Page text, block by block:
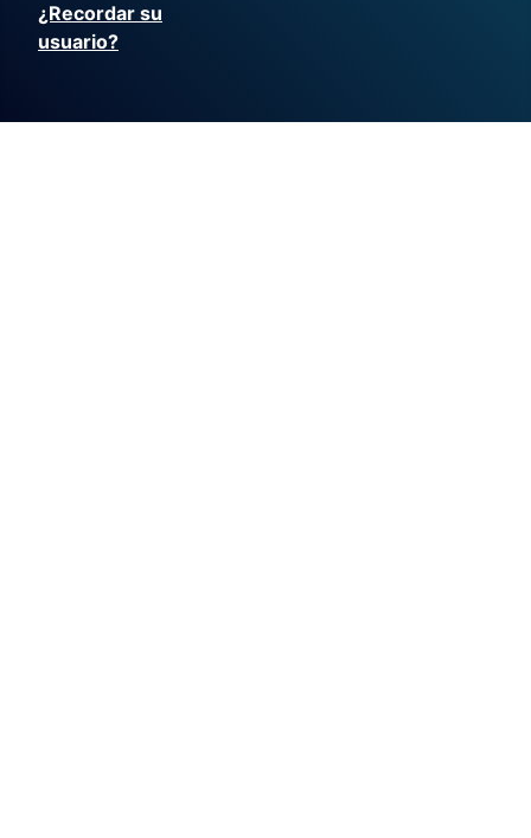
¿Recordar su
usuario?